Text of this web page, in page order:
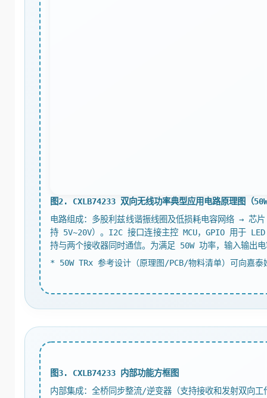
图2. CXLB74233 双向无线功率典型应用电路原理图（
电路组成：多股利兹线谐振线圈及低损耗电容网络 →
持 5V~20V）。I2C 接口连接主控 MCU，GPIO 用于
持与两个接收器同时通信。为满足 50W 功率，输入输出
* 50W TRx 参考设计（原理图/PCB/物料清单）可向嘉
图3. CXLB74233 内部功能方框图
内部集成：全桥同步整流/逆变器（支持接收和发射双向